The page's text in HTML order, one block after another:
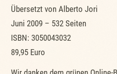
Übersetzt von Alberto Jori
Juni 2009 – 532 Seiten
ISBN: 3050043032
89,95 Euro